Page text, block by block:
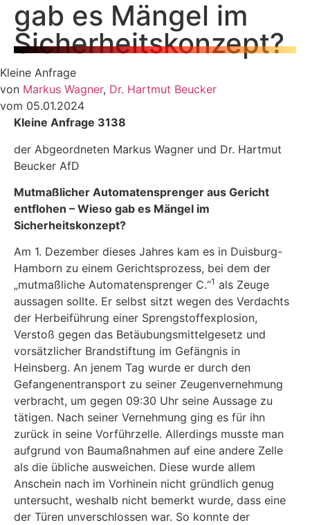
gab es Mängel im
Sicherheitskonzept?
Kleine Anfrage
von Markus Wagner, Dr. Hartmut Beucker
vom 05.01.2024
Kleine Anfrage 3138
der Abgeordneten Markus Wagner und Dr. Hartmut
Beucker AfD
Mutmaßlicher Automatensprenger aus Gericht
entflohen – Wieso gab es Mängel im
Sicherheitskonzept?
Am 1. Dezember dieses Jahres kam es in Duisburg-
Hamborn zu einem Gerichtsprozess, bei dem der
„mutmaßliche Automatensprenger C.“1 als Zeuge
aussagen sollte. Er selbst sitzt wegen des Verdachts
der Herbeiführung einer Sprengstoffexplosion,
Verstoß gegen das Betäubungsmittelgesetz und
vorsätzlicher Brandstiftung im Gefängnis in
Heinsberg. An jenem Tag wurde er durch den
Gefangenentransport zu seiner Zeugenvernehmung
verbracht, um gegen 09:30 Uhr seine Aussage zu
tätigen. Nach seiner Vernehmung ging es für ihn
zurück in seine Vorführzelle. Allerdings musste man
aufgrund von Baumaßnahmen auf eine andere Zelle
als die übliche ausweichen. Diese wurde allem
Anschein nach im Vorhinein nicht gründlich genug
untersucht, weshalb nicht bemerkt wurde, dass eine
der Türen unverschlossen war. So konnte der